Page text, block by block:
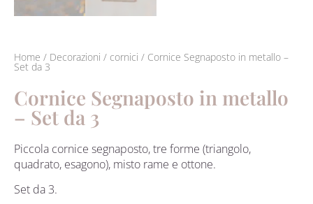
Home / Decorazioni / cornici / Cornice Segnaposto in metallo –
Set da 3
Cornice Segnaposto in metallo
– Set da 3
Piccola cornice segnaposto, tre forme (triangolo,
quadrato, esagono), misto rame e ottone.
Set da 3.